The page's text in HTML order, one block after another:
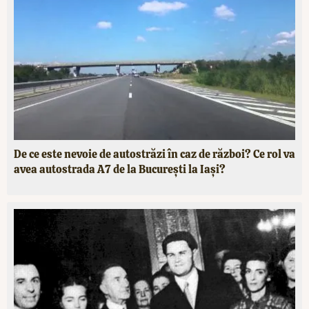
De ce este nevoie de autostrăzi în caz de război? Ce rol va
avea autostrada A7 de la București la Iași?